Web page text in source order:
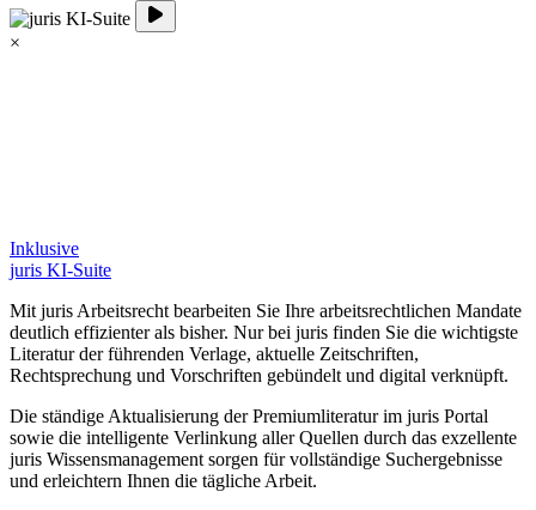
×
Inklusive
juris KI-Suite
Mit juris Arbeitsrecht bearbeiten Sie Ihre arbeitsrechtlichen Mandate
deutlich effizienter als bisher. Nur bei juris finden Sie die wichtigste
Literatur der führenden Verlage, aktuelle Zeitschriften,
Rechtsprechung und Vorschriften gebündelt und digital verknüpft.
Die ständige Aktualisierung der Premiumliteratur im juris Portal
sowie die intelligente Verlinkung aller Quellen durch das exzellente
juris Wissensmanagement sorgen für vollständige Suchergebnisse
und erleichtern Ihnen die tägliche Arbeit.